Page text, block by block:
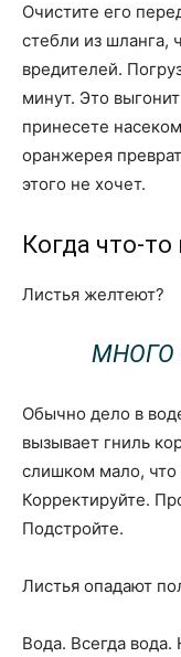
Очистите его
стебли из шланга,
вредителей.
минут. Это
принесете
оранжерея
этого не хочет.
Когда что-
Листья желтеют?
МНОГО
Обычно дело в
вызывает гниль
слишком мало, что
Корректируйте.
Подстройте.
Листья опадают
Вода. Всегда